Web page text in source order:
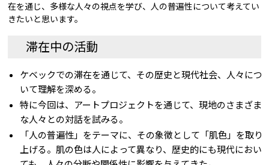
在を通じ、多様な人々の視点を学び、人の普遍性について考えてい
きたいと思います。
滞在中の活動
ケベックでの滞在を通じて、その歴史と現代社会、人々につ
いて理解を深める。
特に今回は、アートプロジェクトを通じて、現地のさまざま
な人々との対話を試みる。
「人の普遍性」をテーマに、その象徴として「肌色」を取り
上げる。肌の色は人によって異なり、歴史的にも現代におい